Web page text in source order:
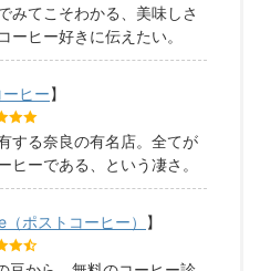
みてこそわかる、美味しさ
ーヒー好きに伝えたい。
ヒー】
する奈良の有名店。全てが
ヒーである、という凄さ。
ポストコーヒー）
】